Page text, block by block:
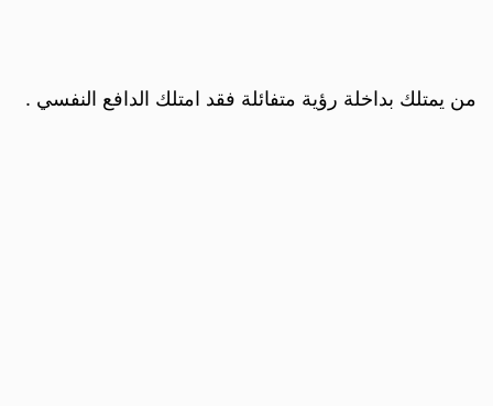
من يمتلك بداخلة رؤية متفائلة فقد امتلك الدافع النفسي .